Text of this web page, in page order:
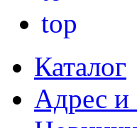
Каталог
Адрес и